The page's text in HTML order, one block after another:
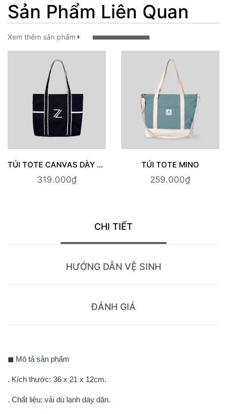
Sản Phẩm Liên Quan
Xem thêm sản phẩm
TÚI TOTE CANVAS DÀY CÓ LÓT OMI
319.000₫
TÚI TOTE MINO
259.000₫
CHI TIẾT
HƯỚNG DẪN VỆ SINH
ĐÁNH GIÁ
◼ Mô tả sản phẩm
. Kích thước: 36 x 21 x 12cm.
. Chất liệu: vải dù lạnh dày dặn.